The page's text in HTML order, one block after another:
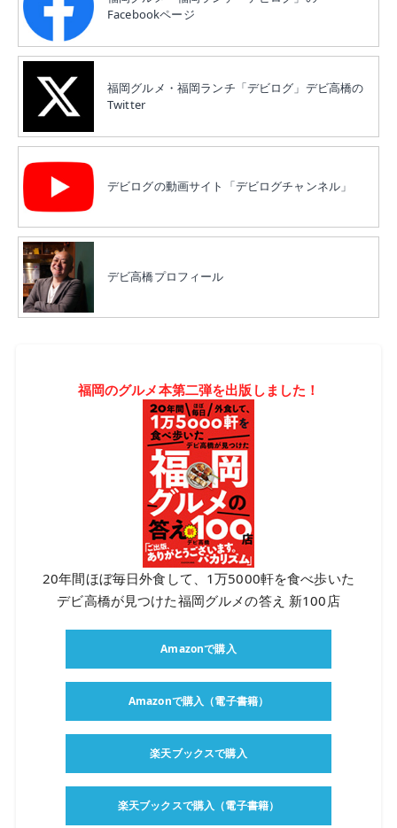
Facebookページ
福岡グルメ・福岡ランチ「デビログ」デビ高橋の
Twitter
デビログの動画サイト「デビログチャンネル」
デビ高橋プロフィール
福岡のグルメ本第二弾を出版しました！
20年間ほぼ毎日外食して、1万5000軒を食べ歩いた
デビ高橋が見つけた福岡グルメの答え 新100店
Amazonで購入
Amazonで購入（電子書籍）
楽天ブックスで購入
楽天ブックスで購入（電子書籍）